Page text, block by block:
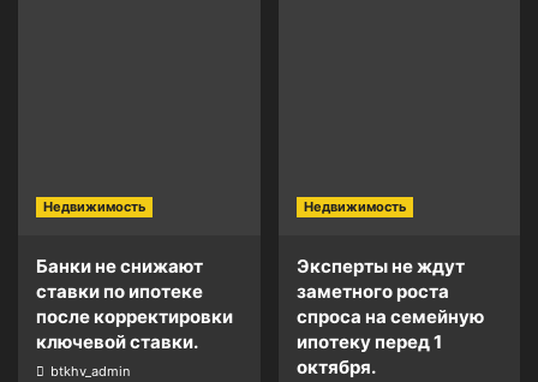
Недвижимость
Банки не снижают
ставки по ипотеке
после корректировки
ключевой ставки.
btkhv_admin
Недвижимость
Эксперты не ждут
заметного роста
спроса на семейную
ипотеку перед 1
октября.